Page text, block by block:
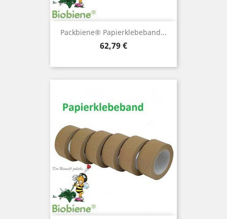
Packbiene® Papierklebeband...
Preis
62,79 €